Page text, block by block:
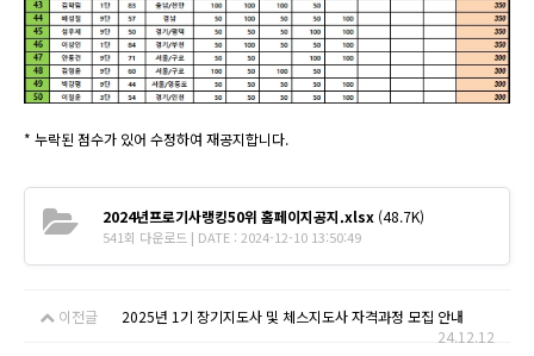
* 누락된 점수가 있어 수정하여 재공지합니다.
2024년프로기사랭킹50위 홈페이지공지.xlsx (48.7K)
541회 다운로드 | DATE : 2024-12-10 13:50:49
이전글
2025년 1기 장기지도사 및 체스지도사 자격과정 모집 안내
24.12.12